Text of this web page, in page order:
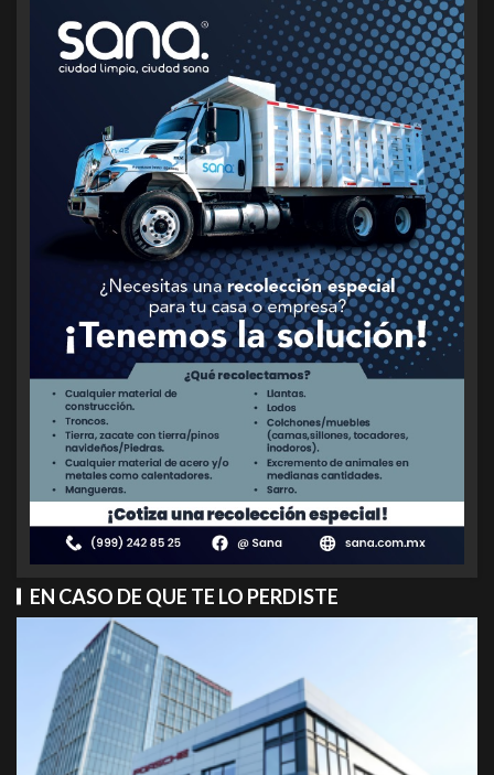
EN CASO DE QUE TE LO PERDISTE